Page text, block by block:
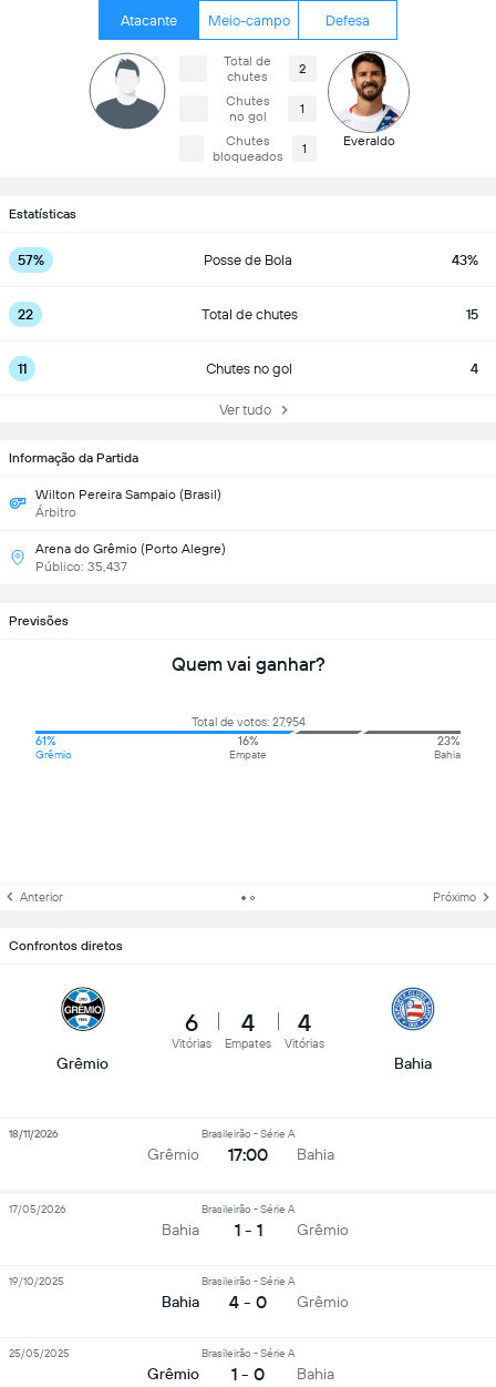
Atacante Meio-campo Defesa
Total de
chutes
2
Chutes
no gol
1
Chutes
bloqueados
1 Everaldo
Estatísticas
57% Posse de Bola 43%
22 Total de chutes 15
11 Chutes no gol 4
Ver tudo
Informação da Partida
Wilton Pereira Sampaio (Brasil)
Árbitro
Arena do Grêmio (Porto Alegre)
Público: 35,437
Previsões
Quem vai ganhar?
Total de votos: 27,954
61%
Grêmio
16%
Empate
23%
Bahia
Anterior Próximo
Confrontos diretos
Grêmio
6
Vitórias
4
Empates
4
Vitórias
Bahia
Grêmio
Brasileirão - Série A
17:00 Bahia
18/11/2026
Bahia
Brasileirão - Série A
1 - 1 Grêmio
17/05/2026
Bahia
Brasileirão - Série A
4 - 0 Grêmio
19/10/2025
Grêmio
Brasileirão - Série A
1 - 0 Bahia
25/05/2025